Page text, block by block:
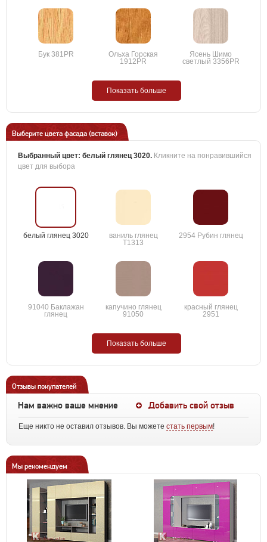
Бук 381PR
Ольха Горская
1912PR
Ясень Шимо
светлый 3356PR
Показать больше
Выберите цвета фасада (вставок)
Выбранный цвет: белый глянец 3020. Кликните на понравившийся
цвет для выбора
белый глянец 3020
ваниль глянец
T1313
2954 Рубин глянец
91040 Баклажан
глянец
капучино глянец
91050
красный глянец
2951
Показать больше
Отзывы покупателей
Нам важно ваше мнение Добавить свой отзыв
Еще никто не оставил отзывов. Вы можете стать первым!
Мы рекомендуем